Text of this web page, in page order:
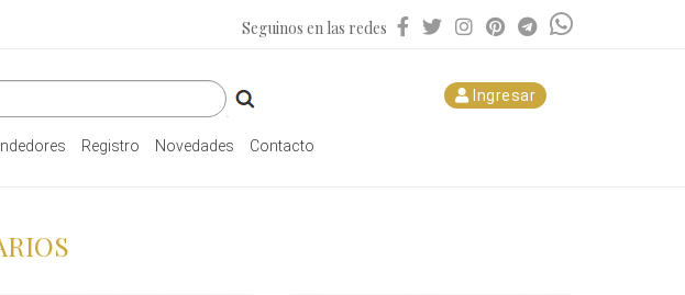
Seguinos en las redes
Ingresar
Registro Novedades Contacto